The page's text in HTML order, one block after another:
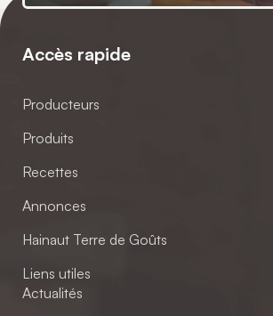
Accès rapide
Producteurs
Produits
Recettes
Annonces
Hainaut Terre de Goûts
Liens utiles
Actualités